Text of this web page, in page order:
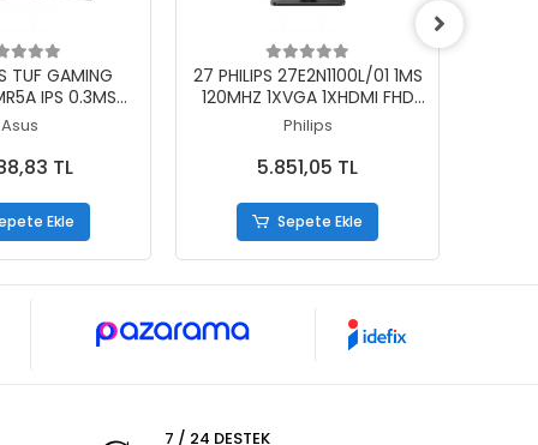
Ekle
TUF GAMING
IPS 0.3MS
1XDP
FREE VESA
Asus
TL
Ekle
Sepete Ekle
27 PHILIPS 27E2N1100L/01 1MS
120MHZ 1XVGA 1XHDMI FHD
1920X1080 VESA SİYAH
Philips
5.851,05 TL
Sepete Ekle
7 / 24 DESTEK